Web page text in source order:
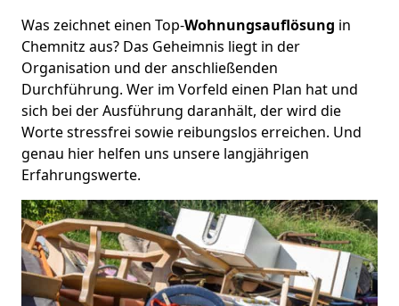
Was zeichnet einen Top-Wohnungsauflösung in
Chemnitz aus? Das Geheimnis liegt in der
Organisation und der anschließenden
Durchführung. Wer im Vorfeld einen Plan hat und
sich bei der Ausführung daranhält, der wird die
Worte stressfrei sowie reibungslos erreichen. Und
genau hier helfen uns unsere langjährigen
Erfahrungswerte.